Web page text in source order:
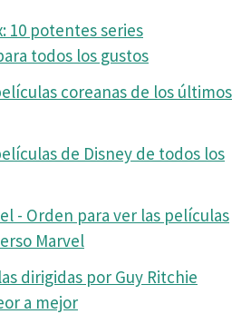
10 potentes series
todos los gustos
coreanas de los últimos
de Disney de todos los
- Orden para ver las películas
Marvel
dirigidas por Guy Ritchie
a mejor